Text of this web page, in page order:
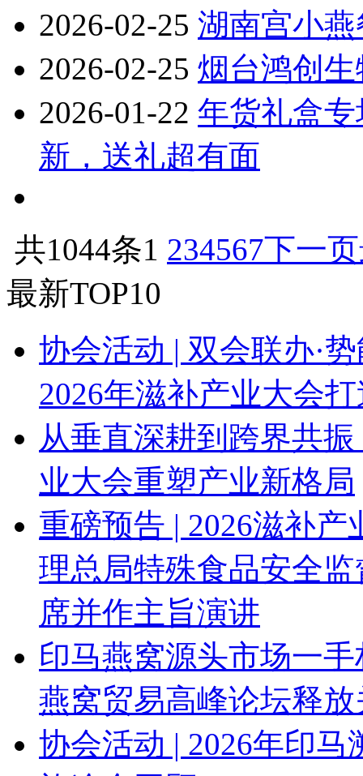
2026-02-25 湖南宫小
2026-02-25 烟台鸿创
2026-01-22 年货礼盒
新，送礼超有面
共1044条1 234567下一页
最新TOP10
协会活动 | 双会联办·
2026年滋补产业大会
从垂直深耕到跨界共
业大会重塑产业新格局
重磅预告 | 2026滋补
理总局特殊食品安全
席并作主旨演讲
印马燕窝源头市场一
燕窝贸易高峰论坛释
协会活动 | 2026年印